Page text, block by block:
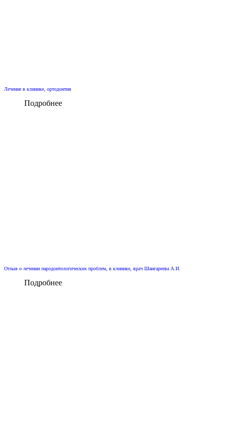
Лечение в клинике, ортодонтия
Подробнее
Отзыв о лечении пародонтологических проблем, в клинике, врач Шангареева А.И.
Подробнее